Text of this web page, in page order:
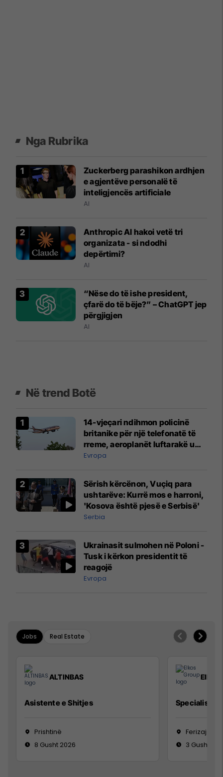
Nga Rubrika
Zuckerberg parashikon ardhjen
e agjentëve personalë të
inteligjencës artificiale
AI
Anthropic AI hakoi vetë tri
organizata - si ndodhi
depërtimi?
AI
“Nëse do të ishe president,
çfarë do të bëje?” – ChatGPT jep
përgjigjen
AI
Në trend Botë
14-vjeçari ndihmon policinë
britanike për një telefonatë të
rreme, aeroplanët luftarakë u
ngritën në ajër për të
Mançesterit
Evropa
Sërish kërcënon, Vuçiq para
ushtarëve: Kurrë mos e harroni,
'Kosova është pjesë e Serbisë'
Serbia
Ukrainasit sulmohen në Poloni -
Tusk i kërkon presidentit të
reagojë
Evropa
Jobs Real Estate
ALTINBAS
Asistente e Shitjes
Prishtinë
8 Gusht 2026
Elkos
Specialist
Ferizaj
3 Gusht